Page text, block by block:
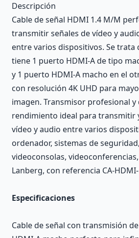
Descripción
Cable de señal HDMI 1.4 M/M
transmitir señales de vídeo y
entre varios dispositivos. Se trata
tiene 1 puerto HDMI-A de tipo
y 1 puerto HDMI-A macho en el
con resolución 4K UHD para
imagen. Transmisor profesional y
rendimiento ideal para transmitir
vídeo y audio entre varios
ordenador, sistemas de
videoconsolas,
Lanberg, con referencia CA-HDMI-
Especificaciones
Cable de señal con transmisión